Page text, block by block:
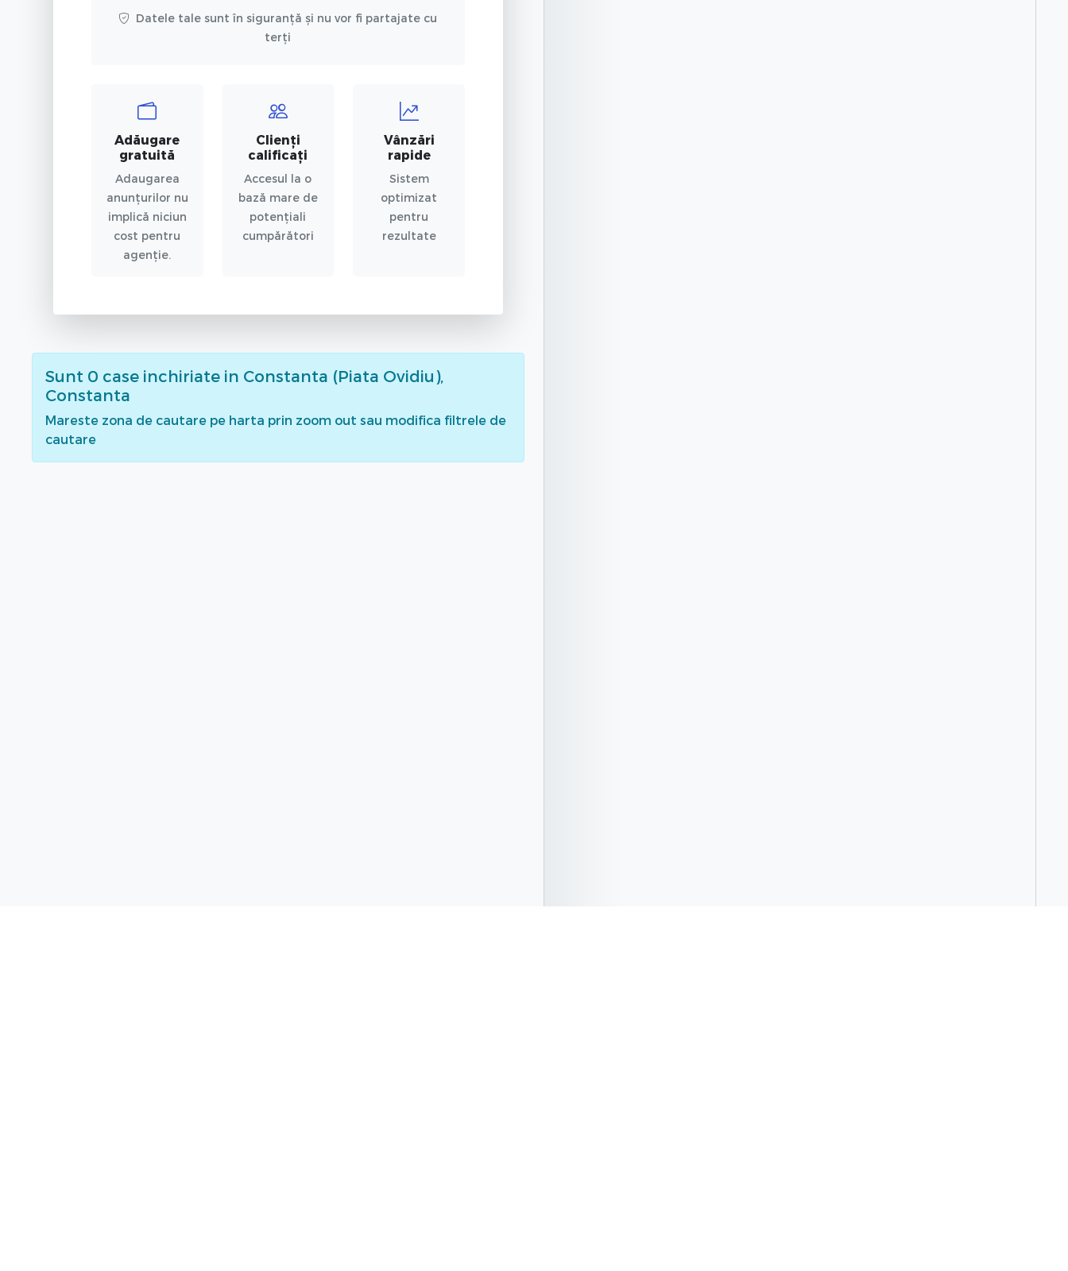
Datele tale sunt în siguranță și nu vor fi partajate cu
terți
Adăugare
gratuită
Adaugarea
anunțurilor nu
implică niciun
cost pentru
agenție.
Clienți
calificați
Accesul la o
bază mare de
potențiali
cumpărători
Vânzări
rapide
Sistem
optimizat
pentru
rezultate
Sunt 0 case inchiriate in Constanta (Piata Ovidiu),
Constanta
Mareste zona de cautare pe harta prin zoom out sau modifica filtrele de
cautare